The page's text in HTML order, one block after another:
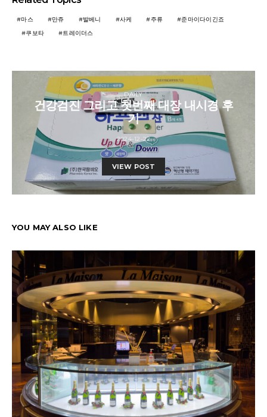
마스 만쥬 발베니 사케 주류
준마이다이긴죠
쿠보타
트레이더스
DAILY
건강검진 그리고 첫번째 대장 내시경 후
기
2024-12-22
VIEW POST
YOU MAY ALSO LIKE